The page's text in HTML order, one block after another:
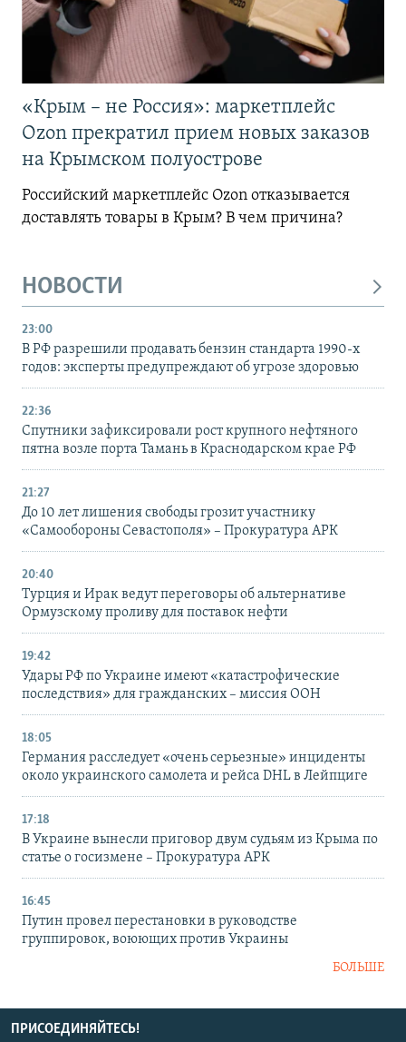
«Крым – не Россия»: маркетплейс
Ozon прекратил прием новых заказов
на Крымском полуострове
Российский маркетплейс Ozon отказывается
доставлять товары в Крым? В чем причина?
НОВОСТИ
23:00
В РФ разрешили продавать бензин стандарта 1990-х
годов: эксперты предупреждают об угрозе здоровью
22:36
Спутники зафиксировали рост крупного нефтяного
пятна возле порта Тамань в Краснодарском крае РФ
21:27
До 10 лет лишения свободы грозит участнику
«Самообороны Севастополя» – Прокуратура АРК
20:40
Турция и Ирак ведут переговоры об альтернативе
Ормузскому проливу для поставок нефти
19:42
Удары РФ по Украине имеют «катастрофические
последствия» для гражданских – миссия ООН
18:05
Германия расследует «очень серьезные» инциденты
около украинского самолета и рейса DHL в Лейпциге
17:18
В Украине вынесли приговор двум судьям из Крыма по
статье о госизмене – Прокуратура АРК
16:45
Путин провел перестановки в руководстве
группировок, воюющих против Украины
БОЛЬШЕ
ПРИСОЕДИНЯЙТЕСЬ!